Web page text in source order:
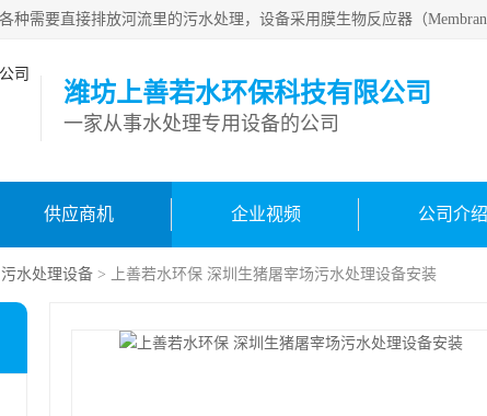
潍坊上善若水环保科技有限公司
一家从事水处理专用设备的公司
供应商机 企业视频 公司介绍
污水处理设备 > 上善若水环保 深圳生猪屠宰场污水处理设备安装